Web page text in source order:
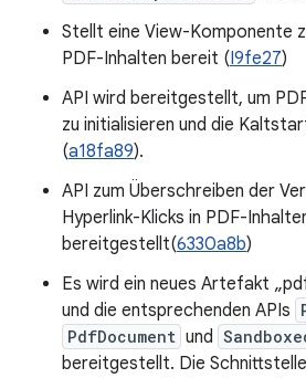
Stellt eine View-Komponente
PDF-Inhalten bereit (I9fe27)
API wird bereitgestellt, um
zu initialisieren und die
(a18fa89).
API zum Überschreiben der
Hyperlink-Klicks in PDF-
bereitgestellt(6330a8b)
Es wird ein neues Artefakt
und die entsprechenden APIs
PdfDocument und
bereitgestellt. Die